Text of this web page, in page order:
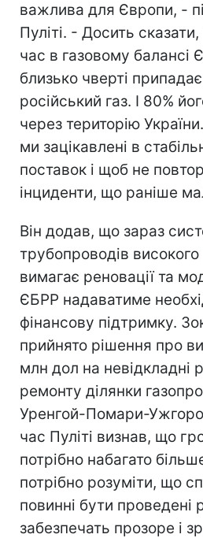
важлива для Європи, -
Пуліті. - Досить
час в газовому балансі
близько чверті
російський газ. І 80%
через територію
ми зацікавлені в
поставок і щоб не
інциденти, що раніше
Він додав, що зараз
трубопроводів високого
вимагає реновації та
ЄБРР надаватиме
фінансову підтримку.
прийнято рішення про
млн дол на невідкладні
ремонту ділянки
Уренгой-Помари-
час Пуліті визнав, що
потрібно набагато
потрібно розуміти, що
повинні бути
забезпечать прозоре і